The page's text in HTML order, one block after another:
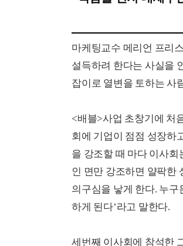
마케팅교수 메리언 프리
설득하려 한다는 사실을
잡이로 열변을 토하는 사
<배블>사업 초창기에 처
회에 기업이 점점 성장하
을 강조할 때 마다 이사
인 면만 강조하면 얄팍한
의구심을 낳게 한다. 누
하게 된다’라고 말한다.
세번째 이사회에 참석한